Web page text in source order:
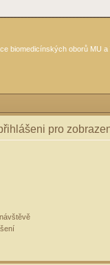
biomedicínských oborů MU
pro